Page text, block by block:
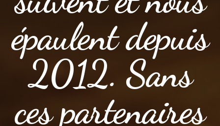
épaulent depuis
2012. Sans
ces partenaires